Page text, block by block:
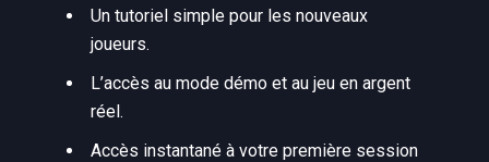
Un tutoriel simple pour les nouveaux
joueurs.
L’accès au mode démo et au jeu en argent
réel.
Accès instantané à votre première session